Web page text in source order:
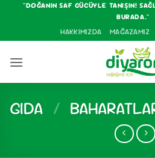
İçeriğe"DOĞANIN SAF GÜCÜYLE TANIŞIN!
BURADA."
HAKKIMIZDA MAĞAZAMIZ
GIDA /